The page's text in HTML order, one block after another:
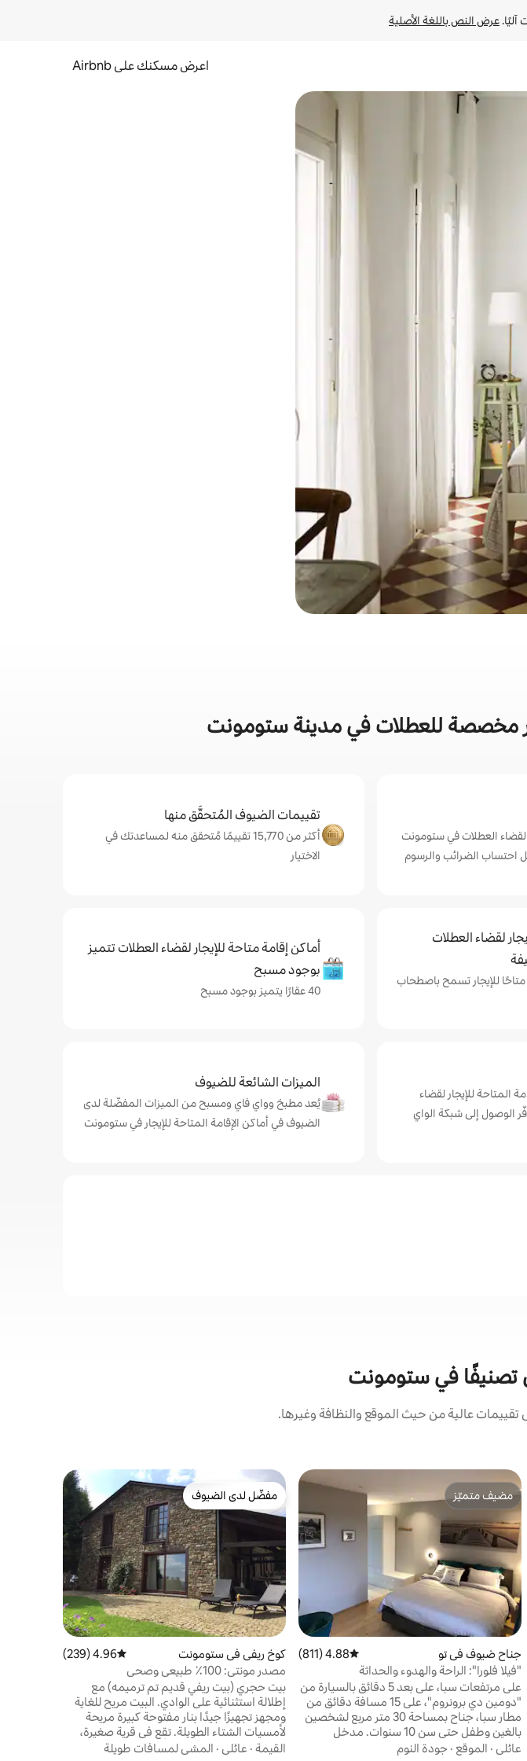
عرض النص باللغة الأصلية
اعرض مسكنك على Airbnb
مخصصة للعطلات في مدينة ستومونت
لقضاء العطلات في ستومونت
تقييمات الضيوف المُتحقَّق منها
أكثر من 15,770 تقييمًا مُتحقق منه لمساعدتك في
الاختيار
لقضاء العطلات
إقامة متاحًا للإيجار تسمح باصطحاب
أماكن إقامة متاحة للإيجار لقضاء العطلات تتميز
بوجود مسبح
40 عقارًا يتميز بوجود مسبح
المتاحة للإيجار لقضاء
الوصول إلى شبكة الواي
الميزات الشائعة للضيوف
يُعد مطبخ وواي فاي ومسبح من الميزات المفضّلة لدى
الضيوف في أماكن الإقامة المتاحة للإيجار في ستومونت
تصنيفًا في ستومونت
عالية من حيث الموقع والنظافة وغيرها.
مضيف متميّز
مضيف متميّز
جناح ضيوف في تو متوسط التقييم 4.88 من 5، 811 مراجعات
4.88 (811)
"فيلا فلورا": الراحة والهدوء والحداثة
على مرتفعات سبا، على بعد 5 دقائق بالسيارة من
"دومين دي برونروم"، على 15 مسافة دقائق من
مطار سبا، جناح بمساحة 30 متر مربع لشخصين
بالغين وطفل حتى سن 10 سنوات. مدخل
منفصل عن بقية المنزل وصندوق مفاتيح
عائلي · الموقع · جودة النوم
مفضّل لدى الضيوف
مفضّل لدى الضيوف
كوخ ريفي في ستومونت متوسط التقييم 4.96 من 5، 239 مراجعات
4.96 (239)
مصدر مونتي: 100٪ طبيعي وصحي
بيت حجري (بيت ريفي قديم تم ترميمه) مع
إطلالة استثنائية على الوادي. البيت مريح للغاية
ومجهز تجهيزًا جيدًا بنار مفتوحة كبيرة مريحة
لأمسيات الشتاء الطويلة. تقع في قرية صغيرة،
هادئة للغاية وعلى بعد 10 أمتار من الغابة
القيمة · عائلي · المشي لمسافات طويلة